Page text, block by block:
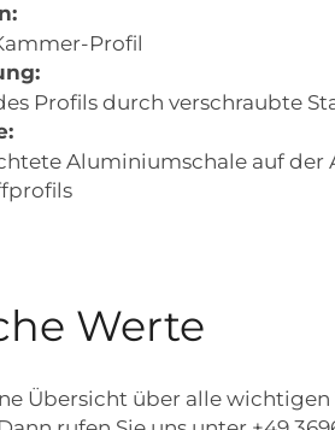
Profil
Profils durch verschraubte
Aluminiumschale auf der
Werte
Übersicht über alle